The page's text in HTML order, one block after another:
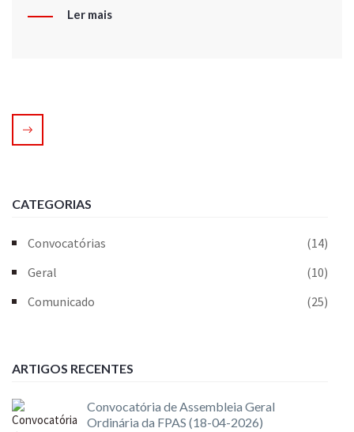
Ler mais
CATEGORIAS
Convocatórias
(14)
Geral
(10)
Comunicado
(25)
ARTIGOS RECENTES
Convocatória de Assembleia Geral
Ordinária da FPAS (18-04-2026)